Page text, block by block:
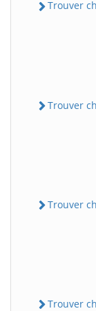
Trouver
Trouver
Trouver
Trouver